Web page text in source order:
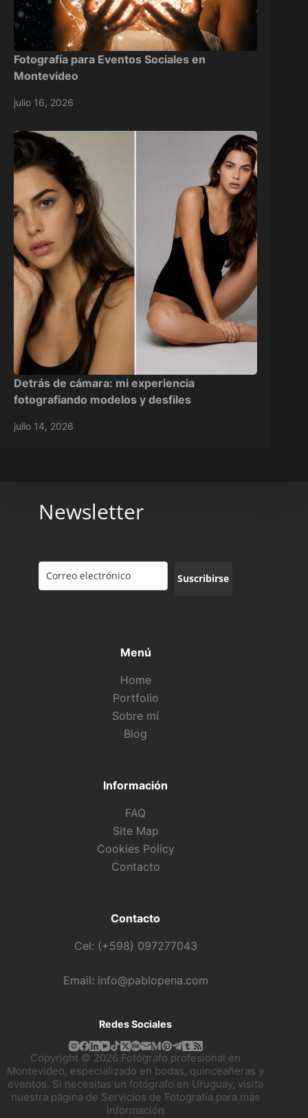
Fotografía para Eventos Sociales en
Montevideo
julio 16, 2026
Detrás de cámara: mi experiencia
fotografiando modelos y desfiles
julio 14, 2026
Newsletter
Suscribirse
Menú
Home
Portfolio
Sobre mí
Blog
Información
FAQ
Site Map
Cookies Policy
Contacto
Contacto
Cel: (+598) 097277043
Email: info@pablopena.com
Redes Sociales
Copyright © 2026 Fotógrafo profesional en
Montevideo, especializado en bodas, quinceañeras y
eventos. Si necesitas un fotógrafo en Uruguay, visita
nuestra página de Servicios de Fotografía para más
información